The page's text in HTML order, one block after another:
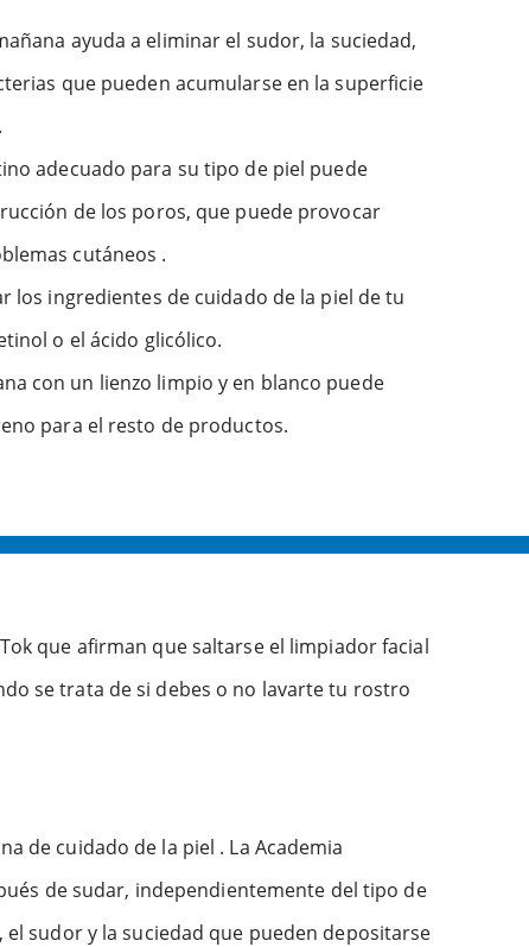
ayuda a eliminar el sudor, la suciedad,
que pueden acumularse en la superficie
adecuado para su tipo de piel puede
de los poros, que puede provocar
cutáneos .
los ingredientes de cuidado de la piel de tu
o el ácido glicólico.
con un lienzo limpio y en blanco puede
para el resto de productos.
que afirman que saltarse el limpiador facial
se trata de si debes o no lavarte tu rostro
de cuidado de la piel . La Academia
de sudar, independientemente del tipo de
sudor y la suciedad que pueden depositarse